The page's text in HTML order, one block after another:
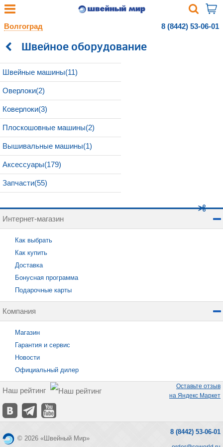
Волгоград 8 (8442) 53-06-01
Швейное оборудование
Швейные машины(11)
Оверлоки(2)
Коверлоки(3)
Плоскошовные машины(2)
Вышивальные машины(1)
Аксессуары(179)
Запчасти(55)
Интернет-магазин
Как выбрать
Как купить
Доставка
Бонусная программа
Подарочные карты
Компания
Магазин
Гарантия и сервис
Новости
Официальный дилер
Наш рейтинг
Оставьте отзыв
на Яндекс Маркет
© 2026 «Швейный Мир»
8 (8442) 53-06-01